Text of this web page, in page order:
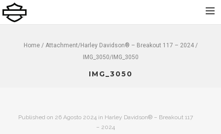
Home/ Attachment/Harley Davidson® – Breakout 117 – 2024/
IMG_3050/IMG_3050
IMG_3050
Published on 26 Agosto 2024in Harley Davidson® – Breakout 117
– 2024